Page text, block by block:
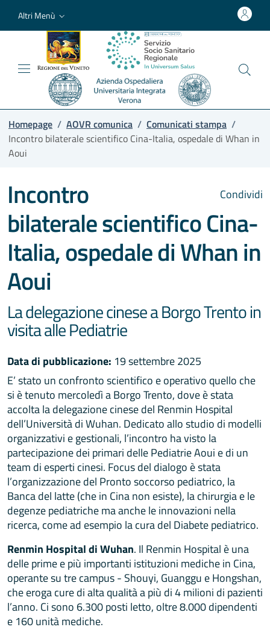
Altri Menù
Homepage / AOVR comunica / Comunicati stampa /
Incontro bilaterale scientifico Cina-Italia, ospedale di Whan in
Aoui
Condividi
Incontro
bilaterale scientifico Cina-
Italia, ospedale di Whan in
Aoui
La delegazione cinese a Borgo Trento in
visita alle Pediatrie
Data di pubblicazione: 19 settembre 2025
E’ stato un confronto scientifico e operativo quello che
si è tenuto mercoledì a Borgo Trento, dove è stata
accolta la delegazione cinese del Renmin Hospital
dell’Università di Wuhan. Dedicato allo studio di modelli
organizzativi e gestionali, l’incontro ha visto la
partecipazione dei primari delle Pediatrie Aoui e di un
team di esperti cinesi. Focus del dialogo è stata
l’organizzazione del Pronto soccorso pediatrico, la
Banca del latte (che in Cina non esiste), la chirurgia e le
degenze pediatriche ma anche le innovazioni nella
ricerca, come ad esempio la cura del Diabete pediatrico.
Renmin Hospital di Wuhan. Il Renmin Hospital è una
delle prime e più importanti istituzioni mediche in Cina,
operante su tre campus - Shouyi, Guanggu e Hongshan,
che eroga cure di alta qualità a più di 4 milioni di pazienti
l’anno. Ci sono 6.300 posti letto, oltre 8.000 dipendenti
e 160 unità mediche.